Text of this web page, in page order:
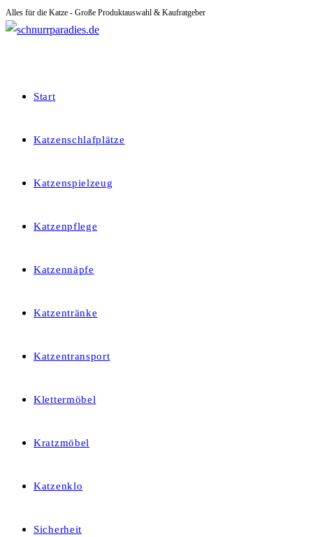
Zum
Inhalt
Alles für die Katze - Große Produktauswahl & Kaufratgeber
Start
Katzenschlafplätze
Katzenspielzeug
Katzenpflege
Katzennäpfe
Katzentränke
Katzentransport
Klettermöbel
Kratzmöbel
Katzenklo
Sicherheit